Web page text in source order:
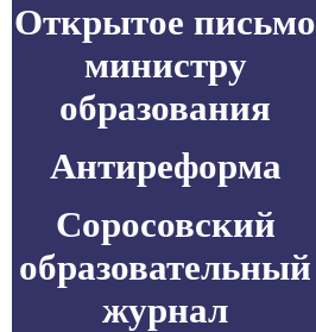
Открытое письмо
министру
образования
Антиреформа
Соросовский
образовательный
журнал